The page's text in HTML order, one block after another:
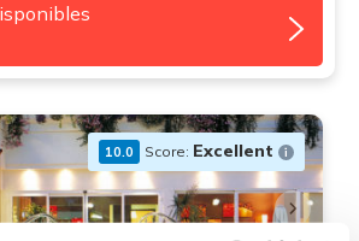
10.0 Score: Excellent